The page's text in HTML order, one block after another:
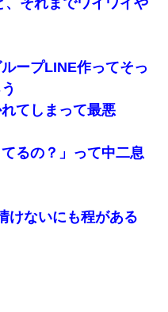
知らんわｗどうせ死ぬなら
ｗ
それじゃあ皆に祝ってもら
パーティー→俺『皆に祝え
してきた結果
み会しよう」と誘われたがお
とするやら腹立つやら！
わかりやすいところに隠し
よう！」→ 結果
ープLINE作ってそっ
てしまって最悪
るの？」って中二息
けないにも程がある